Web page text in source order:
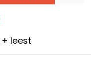
+ leest